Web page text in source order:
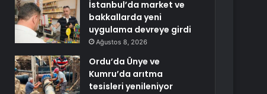
İstanbul’da market ve
bakkallarda yeni
uygulama devreye girdi
Ağustos 8, 2026
Ordu’da Ünye ve
Kumru’da arıtma
tesisleri yenileniyor